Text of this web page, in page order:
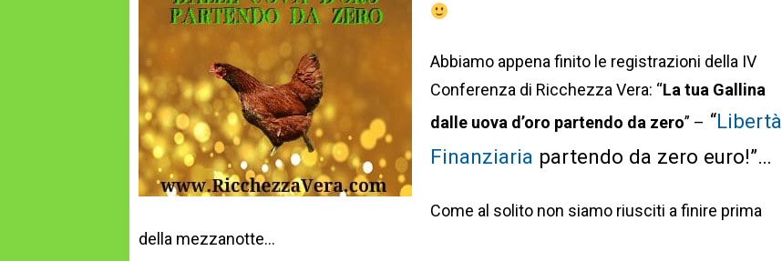
Abbiamo appena finito le registrazioni della IV
Conferenza di Ricchezza Vera: “La tua Gallina
dalle uova d’oro partendo da zero” – “Libertà
Finanziaria partendo da zero euro!”…
Come al solito non siamo riusciti a finire prima
della mezzanotte…